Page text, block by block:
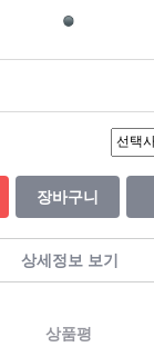
장바구니
상세정보 보기
상품평